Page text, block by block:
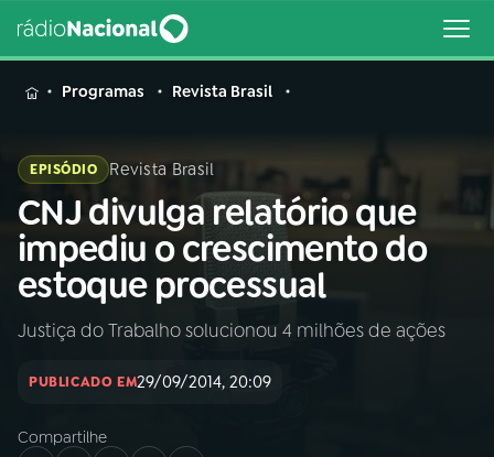
MENU
Buscar
na
Rádio
Nacional
Buscar
AO VIVO
Programas Revista Brasil
EPISÓDIO Revista Brasil
CNJ divulga relatório que
impediu o crescimento do
estoque processual
Justiça do Trabalho solucionou 4 milhões de ações
PUBLICADO EM29/09/2014, 20:09
Compartilhe